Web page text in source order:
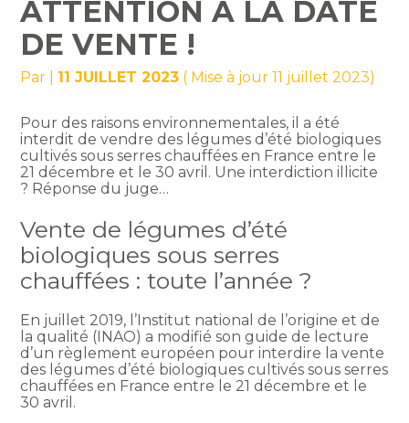
ATTENTION À LA DATE
DE VENTE !
Par 11 JUILLET 2023 ( Mise à jour 11 juillet 2023)
Pour des raisons environnementales, il a été
interdit de vendre des légumes d’été biologiques
cultivés sous serres chauffées en France entre le
21 décembre et le 30 avril. Une interdiction illicite
? Réponse du juge…
Vente de légumes d’été
biologiques sous serres
chauffées : toute l’année ?
En juillet 2019, l’Institut national de l’origine et de
la qualité (INAO) a modifié son guide de lecture
d’un règlement européen pour interdire la vente
des légumes d’été biologiques cultivés sous serres
chauffées en France entre le 21 décembre et le
30 avril.